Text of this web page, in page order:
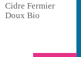
Cidre Fermier
Doux Bio